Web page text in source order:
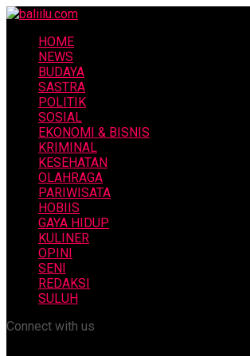
HOME
NEWS
BUDAYA
SASTRA
POLITIK
SOSIAL
EKONOMI & BISNIS
KRIMINAL
KESEHATAN
OLAHRAGA
PARIWISATA
HOBIIS
GAYA HIDUP
KULINER
OPINI
SENI
REDAKSI
SULUH
Connect with us